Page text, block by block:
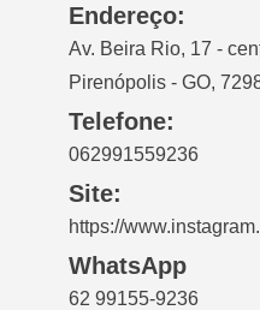
Endereço:
Av. Beira Rio, 17 -
Pirenópolis - GO,
Telefone:
062991559236
Site:
https://
WhatsApp
62 99155-9236